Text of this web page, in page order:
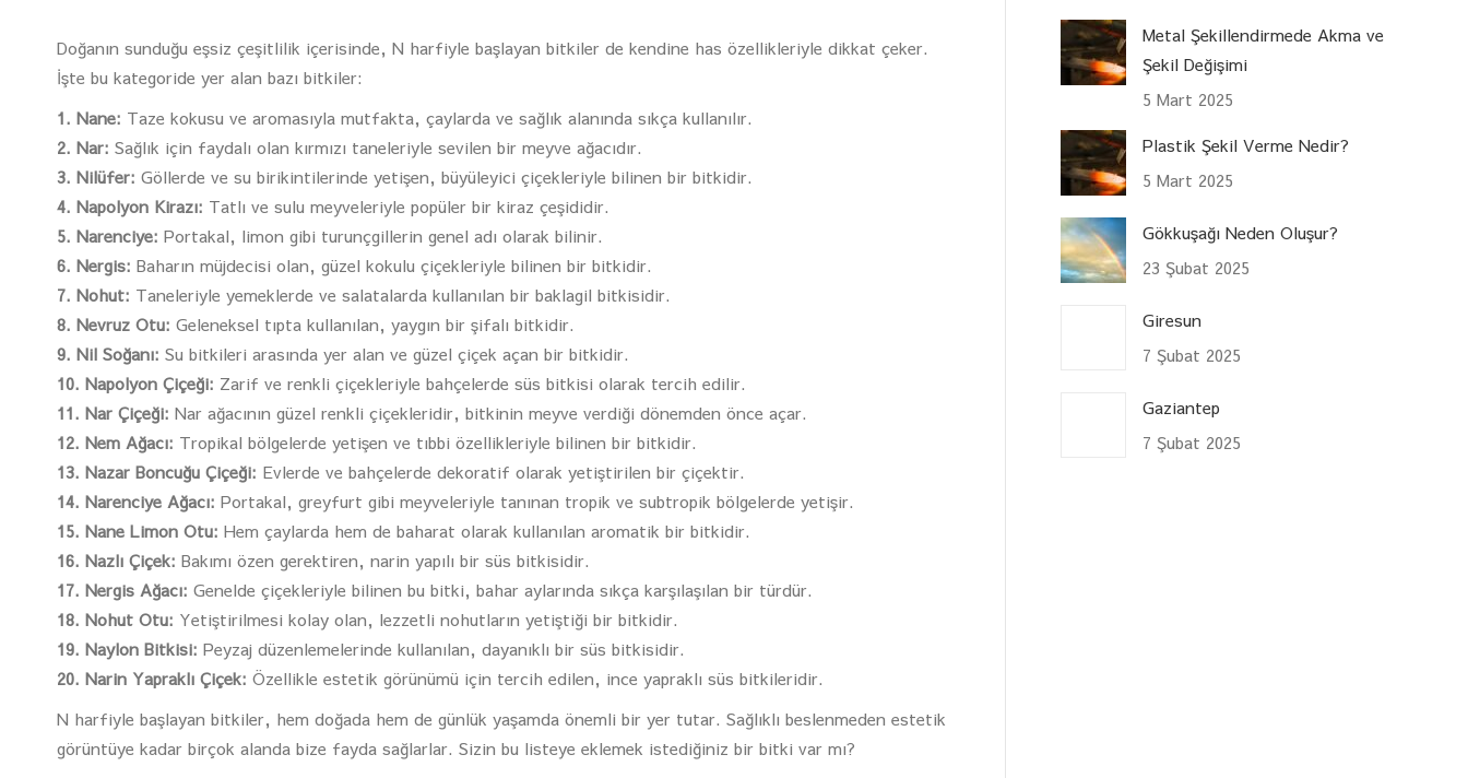
Doğanın sunduğu eşsiz çeşitlilik içerisinde, N harfiyle başlayan bitkiler de kendine has özellikleriyle dikkat çeker.
İşte bu kategoride yer alan bazı bitkiler:
1. Nane: Taze kokusu ve aromasıyla mutfakta, çaylarda ve sağlık alanında sıkça kullanılır.
2. Nar: Sağlık için faydalı olan kırmızı taneleriyle sevilen bir meyve ağacıdır.
3. Nilüfer: Göllerde ve su birikintilerinde yetişen, büyüleyici çiçekleriyle bilinen bir bitkidir.
4. Napolyon Kirazı: Tatlı ve sulu meyveleriyle popüler bir kiraz çeşididir.
5. Narenciye: Portakal, limon gibi turunçgillerin genel adı olarak bilinir.
6. Nergis: Baharın müjdecisi olan, güzel kokulu çiçekleriyle bilinen bir bitkidir.
7. Nohut: Taneleriyle yemeklerde ve salatalarda kullanılan bir baklagil bitkisidir.
8. Nevruz Otu: Geleneksel tıpta kullanılan, yaygın bir şifalı bitkidir.
9. Nil Soğanı: Su bitkileri arasında yer alan ve güzel çiçek açan bir bitkidir.
10. Napolyon Çiçeği: Zarif ve renkli çiçekleriyle bahçelerde süs bitkisi olarak tercih edilir.
11. Nar Çiçeği: Nar ağacının güzel renkli çiçekleridir, bitkinin meyve verdiği dönemden önce açar.
12. Nem Ağacı: Tropikal bölgelerde yetişen ve tıbbi özellikleriyle bilinen bir bitkidir.
13. Nazar Boncuğu Çiçeği: Evlerde ve bahçelerde dekoratif olarak yetiştirilen bir çiçektir.
14. Narenciye Ağacı: Portakal, greyfurt gibi meyveleriyle tanınan tropik ve subtropik bölgelerde yetişir.
15. Nane Limon Otu: Hem çaylarda hem de baharat olarak kullanılan aromatik bir bitkidir.
16. Nazlı Çiçek: Bakımı özen gerektiren, narin yapılı bir süs bitkisidir.
17. Nergis Ağacı: Genelde çiçekleriyle bilinen bu bitki, bahar aylarında sıkça karşılaşılan bir türdür.
18. Nohut Otu: Yetiştirilmesi kolay olan, lezzetli nohutların yetiştiği bir bitkidir.
19. Naylon Bitkisi: Peyzaj düzenlemelerinde kullanılan, dayanıklı bir süs bitkisidir.
20. Narin Yapraklı Çiçek: Özellikle estetik görünümü için tercih edilen, ince yapraklı süs bitkileridir.
N harfiyle başlayan bitkiler, hem doğada hem de günlük yaşamda önemli bir yer tutar. Sağlıklı beslenmeden estetik
görüntüye kadar birçok alanda bize fayda sağlarlar. Sizin bu listeye eklemek istediğiniz bir bitki var mı?
Metal Şekillendirmede Akma ve
Şekil Değişimi
5 Mart 2025
Plastik Şekil Verme Nedir?
5 Mart 2025
Gökkuşağı Neden Oluşur?
23 Şubat 2025
Giresun
7 Şubat 2025
Gaziantep
7 Şubat 2025